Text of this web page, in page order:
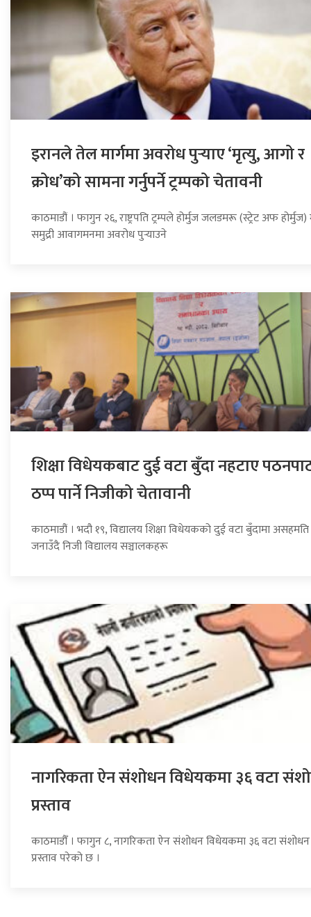
इरानले तेल मार्गमा अवरोध पुर्‍याए ‘मृत्यु, आगो र
क्रोध’को सामना गर्नुपर्ने ट्रम्पको चेतावनी
काठमाडौं । फागुन २६, राष्ट्रपति ट्रम्पले होर्मुज जलडमरू (स्ट्रेट अफ होर्मुज)
समुद्री आवागमनमा अवरोध पुर्‍याउने
शिक्षा विधेयकबाट दुई वटा बुँदा नहटाए
ठप्प पार्ने निजीको चेतावानी
काठमाडौं । भदौ १९, विद्यालय शिक्षा विधेयकको दुई वटा बुँदामा असहमति
जनाउँदै निजी विद्यालय सञ्चालकहरू
नागरिकता ऐन संशोधन विधेयकमा ३६ वटा
प्रस्ताव
काठमाडौँ । फागुन ८, नागरिकता ऐन संशोधन विधेयकमा ३६ वटा संशोधन
प्रस्ताव परेको छ ।